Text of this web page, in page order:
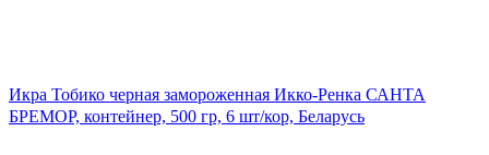
Икра Тобико черная замороженная Икко-Ренка САНТА
БРЕМОР, контейнер, 500 гр, 6 шт/кор, Беларусь